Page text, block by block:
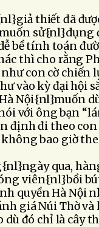
thiết đã
sử{nl}dụng
bề tính toán
thì cho rằng
con cờ chiến
vào kỳ đại hội
Nội{nl}muốn
với ông bạn
định đi theo con
không bao giờ
qua,
viên{nl}bồi
quyền Hà Nội
giá Núi Thờ
dù đó chỉ là cây